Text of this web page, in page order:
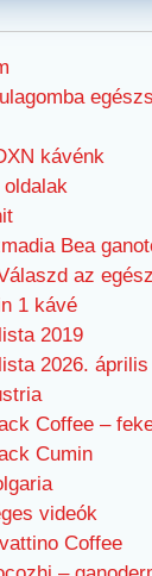
kávénk
Bea
az
1 kávé
2019
2026. április
Coffee –
Cumin
videók
Coffee